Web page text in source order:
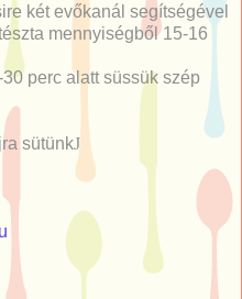
két evőkanál segítségével
mennyiségből 15-16
perc alatt süssük szép
sütünkJ